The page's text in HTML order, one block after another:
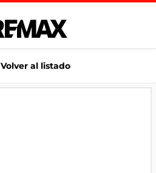
Volver al listado